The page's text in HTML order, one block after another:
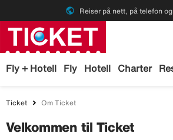
public Reiser på nett, på telefon
Fly + Hotell Fly Hotell Charter
Ticket Om Ticket
Velkommen til Ticket